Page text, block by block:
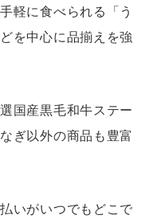
軽に食べられる「う
を中心に品揃えを強
国産黒毛和牛ステー
ぎ以外の商品も豊富
いがいつでもどこで